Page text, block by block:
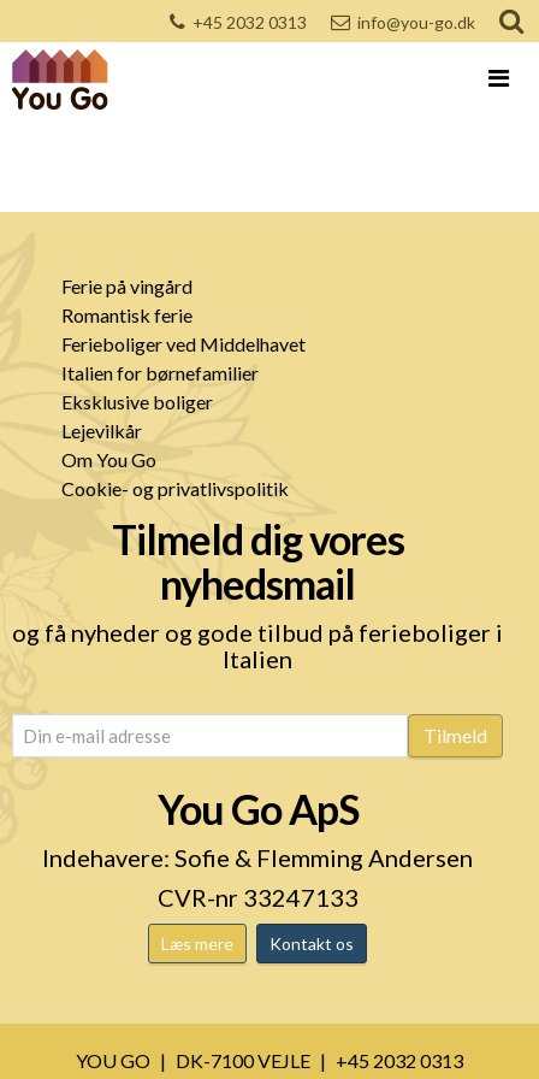
+45 2032 0313 info@you-go.dk
Ferie på vingård
Romantisk ferie
Ferieboliger ved Middelhavet
Italien for børnefamilier
Eksklusive boliger
Lejevilkår
Om You Go
Cookie- og privatlivspolitik
Tilmeld dig vores
nyhedsmail
og få nyheder og gode tilbud på ferieboliger i
Italien
email (Påkrævet) Tilmeld
You Go ApS
Indehavere: Sofie & Flemming Andersen
CVR-nr 33247133
Læs mere Kontakt os
YOU GO DK-7100 VEJLE
+45 2032 0313